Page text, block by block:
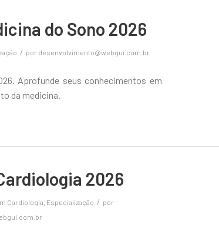
do Sono 2026
/ por desenvolvimento@webgui.com.br
Aprofunde seus conhecimentos em
da medicina.
2026
Cardiologia Especialização / por